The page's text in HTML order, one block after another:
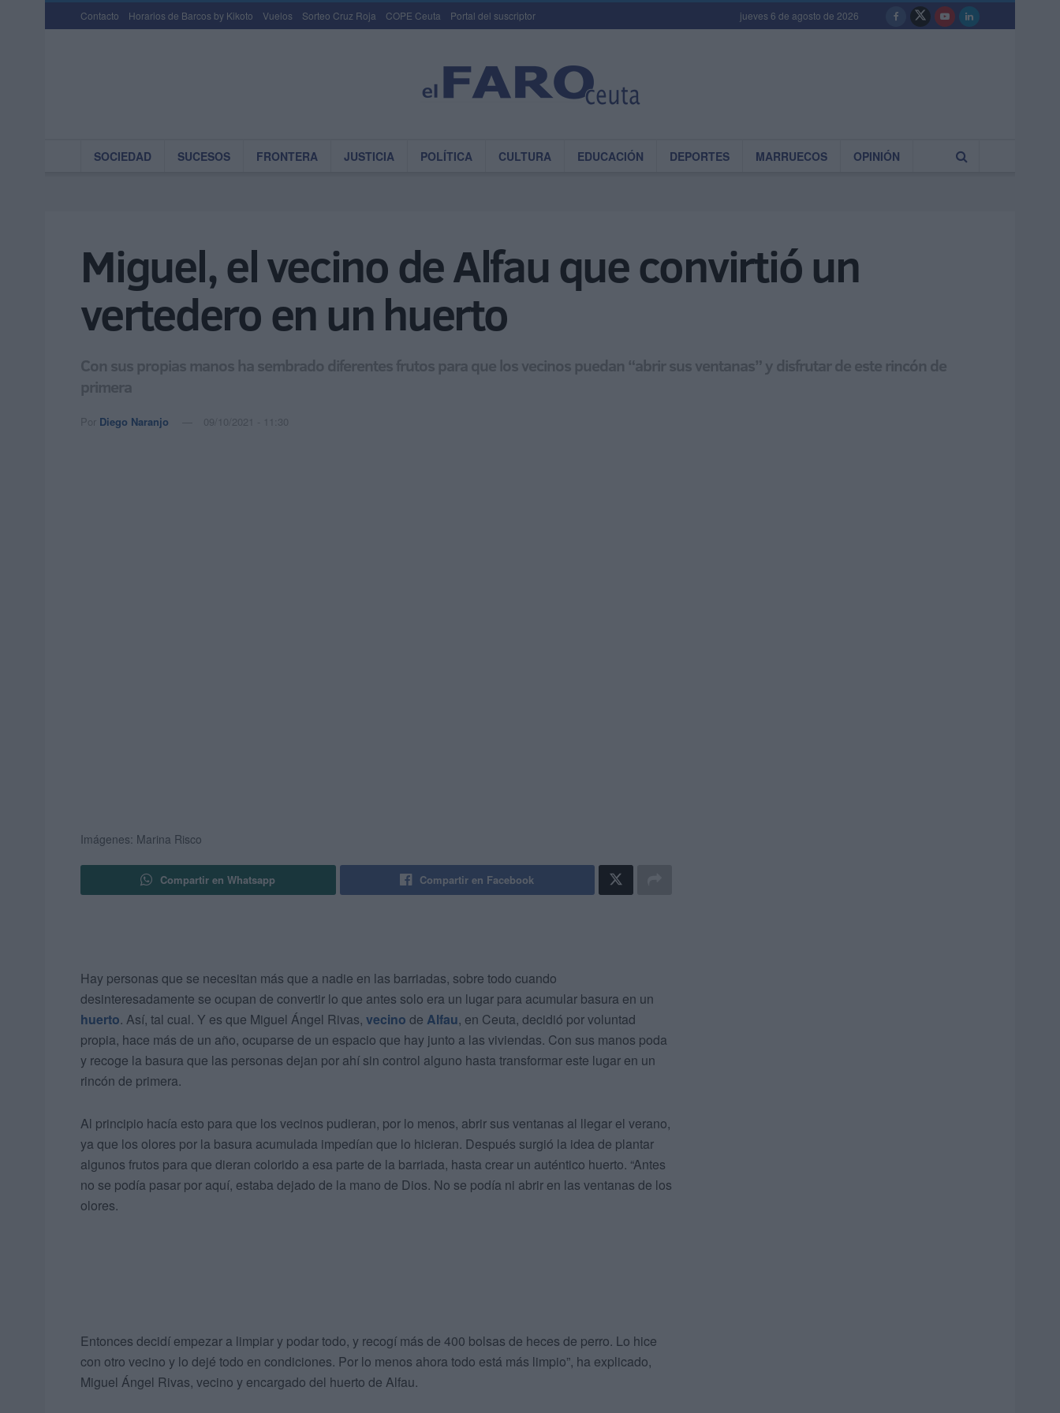
Contacto Horarios de Barcos by Kikoto Vuelos Sorteo Cruz Roja COPE Ceuta Portal del suscriptor jueves 6 de agosto de 2026
SOCIEDAD SUCESOS FRONTERA JUSTICIA POLÍTICA CULTURA EDUCACIÓN DEPORTES MARRUECOS OPINIÓN
Miguel, el vecino de Alfau que convirtió un
vertedero en un huerto
Con sus propias manos ha sembrado diferentes frutos para que los vecinos puedan “abrir sus ventanas” y disfrutar de este rincón de
primera
Por Diego Naranjo 09/10/2021 - 11:30
Imágenes: Marina Risco
Compartir en Whatsapp Compartir en Facebook
Hay personas que se necesitan más que a nadie en las barriadas, sobre todo cuando
desinteresadamente se ocupan de convertir lo que antes solo era un lugar para acumular basura en un
huerto. Así, tal cual. Y es que Miguel Ángel Rivas, vecino de Alfau, en Ceuta, decidió por voluntad
propia, hace más de un año, ocuparse de un espacio que hay junto a las viviendas. Con sus manos poda
y recoge la basura que las personas dejan por ahí sin control alguno hasta transformar este lugar en un
rincón de primera.
Al principio hacía esto para que los vecinos pudieran, por lo menos, abrir sus ventanas al llegar el verano,
ya que los olores por la basura acumulada impedían que lo hicieran. Después surgió la idea de plantar
algunos frutos para que dieran colorido a esa parte de la barriada, hasta crear un auténtico huerto. “Antes
no se podía pasar por aquí, estaba dejado de la mano de Dios. No se podía ni abrir en las ventanas de los
olores.
Entonces decidí empezar a limpiar y podar todo, y recogí más de 400 bolsas de heces de perro. Lo hice
con otro vecino y lo dejé todo en condiciones. Por lo menos ahora todo está más limpio”, ha explicado,
Miguel Ángel Rivas, vecino y encargado del huerto de Alfau.